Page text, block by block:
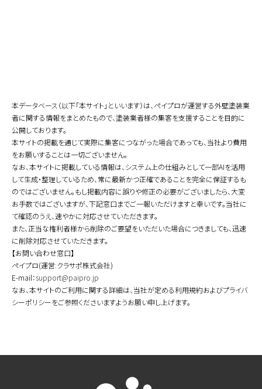
本データベース（以下「本サイト」といいます）は、ペイプロが運営する外壁塗装業
者に関する情報をまとめたもので、塗装業者様の集客を支援することを目的に
公開しております。
本サイトの掲載を通じて実際に集客につながった場合であっても、当社より費用
をお願いすることは一切ございません。
なお、本サイトに掲載している情報は、システム上の仕組みとして一部AIを活用
して生成・整理しているため、常に最新かつ正確であることを完全に保証するも
のではございません。もし掲載内容に誤りや修正の必要がございましたら、大変
お手数ではございますが、下記窓口までご一報いただけますと幸いです。当社に
て確認のうえ、速やかに対応させていただきます。
また、正当な権利者様から削除のご要望をいただいた場合につきましても、迅速
に削除対応させていただきます。
【お問い合わせ窓口】
ペイプロ(運営:クラサポ株式会社)
E-mail：support@paipro.jp
なお、本サイトのご利用に関する詳細は、当社が定める利用規約およびプライバ
シーポリシーをご参照くださいますようお願い申し上げます。